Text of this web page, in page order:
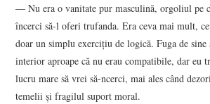
― Nu era o vanitate pur masculină, orgoliul pe
încerci să-l oferi trufanda. Era ceva mai mult,
doar un simplu exerciţiu de logică. Fuga de
interior aproape că nu erau compatibile, dar eu
lucru mare să vrei să-ncerci, mai ales când
temelii şi fragilul suport moral.